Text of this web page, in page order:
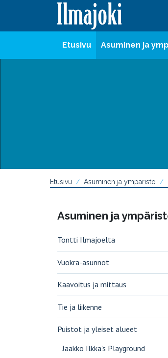
Etusivu Asuminen ja
Etusivu Asuminen ja ympäristö
Asuminen ja
Tontti Ilmajoelta
Vuokra-asunnot
Kaavoitus ja mittaus
Tie ja liikenne
Puistot ja yleiset alueet
Jaakko Ilkka's Playground